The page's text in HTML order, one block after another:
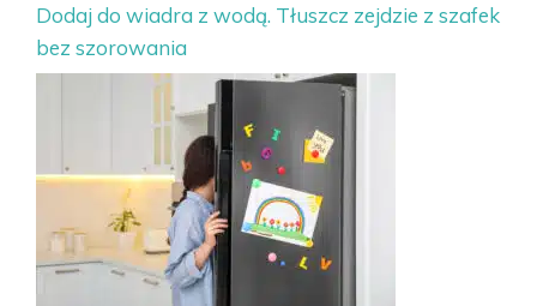
Dodaj do wiadra z wodą. Tłuszcz zejdzie z szafek
bez szorowania